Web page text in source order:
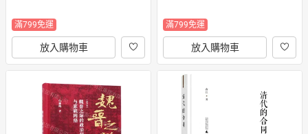
滿799免運
放入購物車
滿799免運
放入購物車